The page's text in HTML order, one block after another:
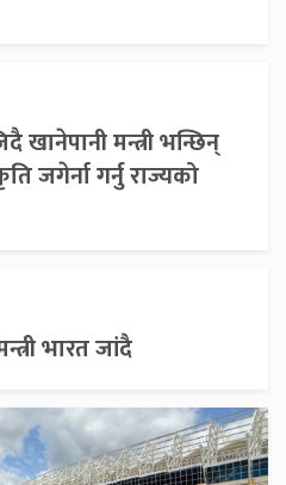
खानेपानी मन्त्री भन्छिन्
जगेर्ना गर्नु राज्यको
भारत जांदै